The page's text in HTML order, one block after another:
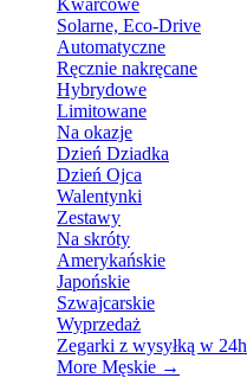
Kwarcowe
Solarne, Eco-Drive
Automatyczne
Ręcznie nakręcane
Hybrydowe
Limitowane
Na okazje
Dzień Dziadka
Dzień Ojca
Walentynki
Zestawy
Na skróty
Amerykańskie
Japońskie
Szwajcarskie
Wyprzedaż
Zegarki z wysyłką w 24h
More Męskie →